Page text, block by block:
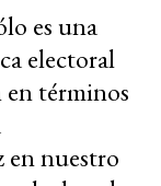
es una
electoral
en términos
en nuestro